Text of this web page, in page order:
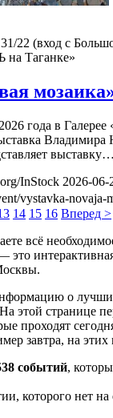
22 (вход с
на Таганке»
года в
выставку…
InStock 2026-06-
vystavka-novaja-
14 15 16 Вперед >
всё
это
о
этой странице
проходят
завтра, на
событий,
которого нет на